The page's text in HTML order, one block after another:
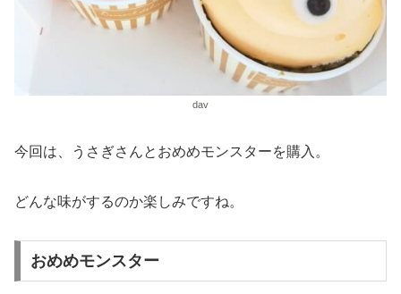
dav
今回は、うさぎさんとおめめモンスターを購入。
どんな味がするのか楽しみですね。
おめめモンスター